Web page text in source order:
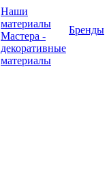
Наши
материалы
Мастера -
декоративные
материалы
Бренды